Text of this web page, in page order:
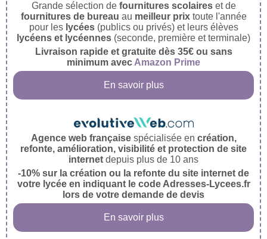
Grande sélection de fournitures scolaireset de
fournitures de bureau au meilleur prixtoute l'année
pour les lycées(publics ou privés) et leurs élèves
lycéens et lycéennes (seconde, première et terminale)
Livraison rapide et gratuite dès 35€ ou sans
minimum avec Amazon Prime
En savoir plus
Agence web françaisespécialisée en création,
refonte, amélioration, visibilité et protection de site
internet depuis plus de 10 ans
-10% sur la création ou la refonte du site internet de
votre lycée en indiquant le code Adresses-Lycees.fr
lors de votre demande de devis
En savoir plus